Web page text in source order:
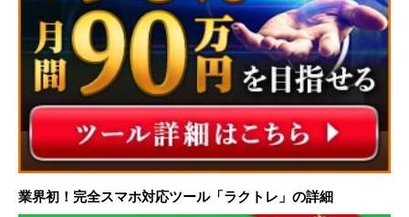
業界初！完全スマホ対応ツール「ラクトレ」の詳細